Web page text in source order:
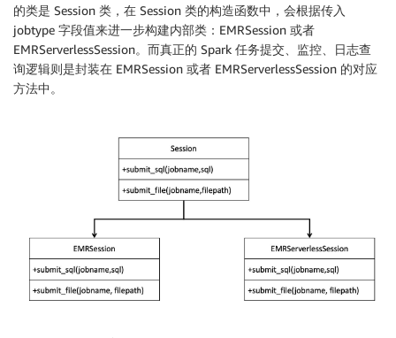
的类是 Session 类，在 Session 类的构造函数中，会根据传入
jobtype 字段值来进一步构建内部类：EMRSession 或者
EMRServerlessSession。而真正的 Spark 任务提交、监控、日志查
询逻辑则是封装在 EMRSession 或者 EMRServerlessSession 的对应
方法中。